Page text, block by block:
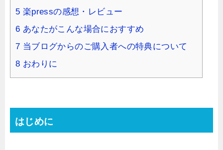
5 楽pressの感想・レビュー
6 あなたがこんな場合におすすめ
7 当ブログからのご購入者への特典について
8 おわりに
はじめに